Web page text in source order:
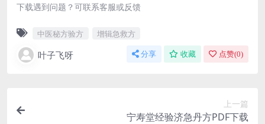
下载遇到问题？可联系客服或反馈
中医秘方验方 增辑急救方
叶子飞呀 分享 收藏 点赞(0)
上一篇
宁寿堂经验济急丹方PDF下载